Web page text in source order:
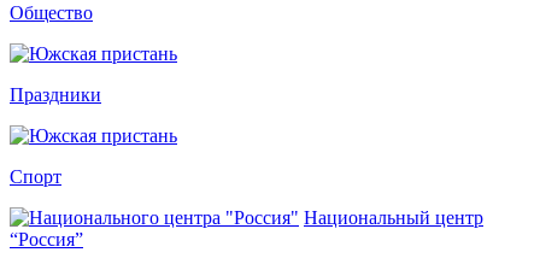
Общество
Праздники
Спорт
Национальный центр
“Россия”